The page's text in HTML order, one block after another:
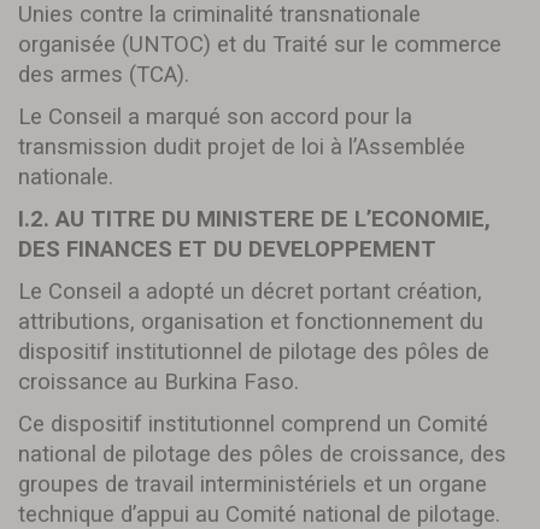
Unies contre la criminalité transnationale
organisée (UNTOC) et du Traité sur le commerce
des armes (TCA).
Le Conseil a marqué son accord pour la
transmission dudit projet de loi à l’Assemblée
nationale.
I.2. AU TITRE DU MINISTERE DE L’ECONOMIE,
DES FINANCES ET DU DEVELOPPEMENT
Le Conseil a adopté un décret portant création,
attributions, organisation et fonctionnement du
dispositif institutionnel de pilotage des pôles de
croissance au Burkina Faso.
Ce dispositif institutionnel comprend un Comité
national de pilotage des pôles de croissance, des
groupes de travail interministériels et un organe
technique d’appui au Comité national de pilotage.